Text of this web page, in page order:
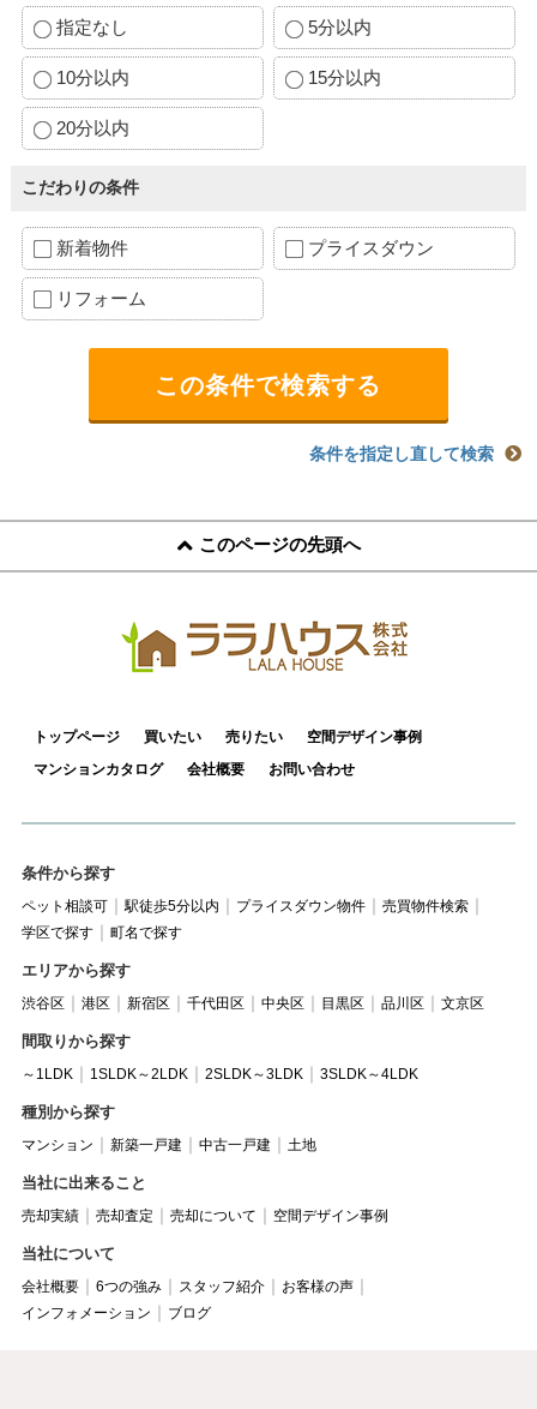
指定なし 5分以内
10分以内 15分以内
20分以内
こだわりの条件
新着物件 プライスダウン
リフォーム
条件を指定し直して検索
このページの先頭へ
トップページ 買いたい 売りたい
空間デザイン事例
マンションカタログ
会社概要 お問い合わせ
条件から探す
ペット相談可 駅徒歩5分以内 プライスダウン物件
売買物件検索
学区で探す
町名で探す
エリアから探す
渋谷区 港区 新宿区 千代田区 中央区 目黒区 品川区 文京区
間取りから探す
～1LDK 1SLDK～2LDK 2SLDK～3LDK 3SLDK～4LDK
種別から探す
マンション 新築一戸建 中古一戸建 土地
当社に出来ること
売却実績 売却査定 売却について 空間デザイン事例
当社について
会社概要 6つの強み スタッフ紹介
お客様の声
インフォメーション
ブログ